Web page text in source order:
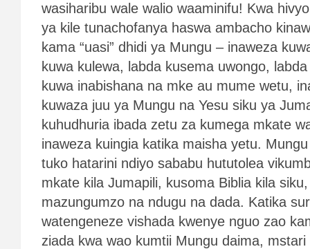
wasiharibu wale walio waaminifu! Kwa
ya kile tunachofanya haswa ambacho
kama “uasi” dhidi ya Mungu – inaweza
kuwa kulewa, labda kusema uwongo,
kuwa inabishana na mke au mume wetu,
kuwaza juu ya Mungu na Yesu siku ya
kuhudhuria ibada zetu za kumega mkate
inaweza kuingia katika maisha yetu.
tuko hatarini ndiyo sababu hututolea
mkate kila Jumapili, kusoma Biblia kila
mazungumzo na ndugu na dada. Katika
watengeneze vishada kwenye nguo zao
ziada kwa wao kumtii Mungu daima,